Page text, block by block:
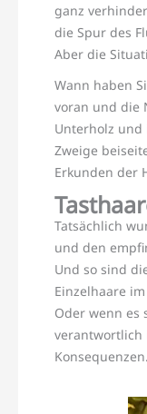
ganz
die Spur des
Aber die
Wann haben
voran und die
Unterholz und
Zweige
Erkunden der
Tatsächlich
und den
Und so sind
Einzelhaare
Oder wenn es
verantwortlich
Konsequenzen.